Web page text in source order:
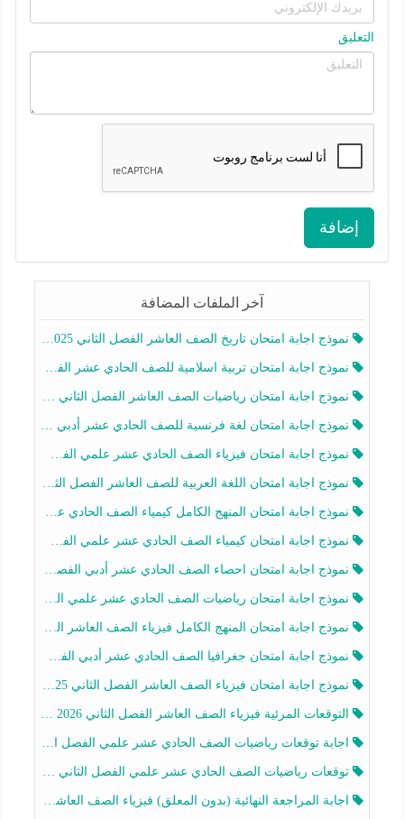
التعليق
إضافة
آخر الملفات المضافة
نموذج اجابة امتحان تاريخ الصف العاشر الفصل الثاني 2025-2026
نموذج اجابة امتحان تربية اسلامية للصف الحادي عشر الفصل الثاني 2025-2026
نموذج اجابة امتحان رياضيات الصف العاشر الفصل الثاني 2025-2026
نموذج اجابة امتحان لغة فرنسية للصف الحادي عشر أدبي الفصل الثاني 2025-2026
نموذج اجابة امتحان فيزياء الصف الحادي عشر علمي الفصل الثاني 2025-2026
نموذج اجابة امتحان اللغة العربية للصف العاشر الفصل الثاني 2025-2026
نموذج اجابة امتحان المنهج الكامل كيمياء الصف الحادي عشر علمي الفصل الثاني 2025-2026
نموذج اجابة امتحان كيمياء الصف الحادي عشر علمي الفصل الثاني 2025-2026
نموذج اجابة امتحان احصاء الصف الحادي عشر أدبي الفصل الثاني 2025-2026
نموذج اجابة امتحان رياضيات الصف الحادي عشر علمي الفصل الثاني 2025-2026
نموذج اجابة امتحان المنهج الكامل فيزياء الصف العاشر الفصل الثاني 2025-2026
نموذج اجابة امتحان جغرافيا الصف الحادي عشر أدبي الفصل الثاني 2025-2026
نموذج اجابة امتحان فيزياء الصف العاشر الفصل الثاني 2025-2026
التوقعات المرئية فيزياء الصف العاشر الفصل الثاني 2026 أ هيثم الليثي
اجابة توقعات رياضيات الصف الحادي عشر علمي الفصل الثاني 2025-2026 أ عمرو فايز
توقعات رياضيات الصف الحادي عشر علمي الفصل الثاني 2025-2026 أ عمرو فايز
اجابة المراجعة النهائية (بدون المعلق) فيزياء الصف العاشر الفصل الثاني أ أحمد نبيه